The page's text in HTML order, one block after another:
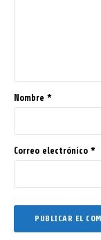
Nombre *
Correo electrónico *